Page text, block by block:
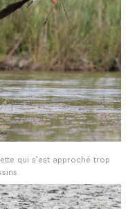
qui s’est approché trop